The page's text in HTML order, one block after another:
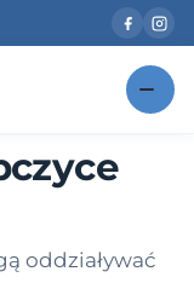
oddziaływać